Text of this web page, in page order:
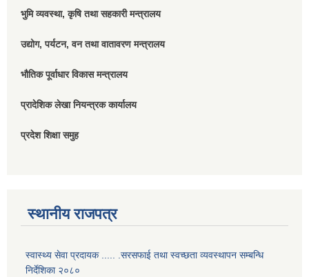
भुमि व्यवस्था, कृषि तथा सहकारी मन्त्रालय
उद्योग, पर्यटन, वन तथा वातावरण मन्त्रालय
भौतिक पूर्वाधार विकास मन्त्रालय
प्रादेशिक लेखा नियन्त्रक कार्यालय
प्रदेश शिक्षा समुह
स्थानीय राजपत्र
स्वास्थ्य सेवा प्रदायक ..... .सरसफाई तथा स्वच्छता व्यवस्थापन सम्बन्धि
निर्देशिका २०८०